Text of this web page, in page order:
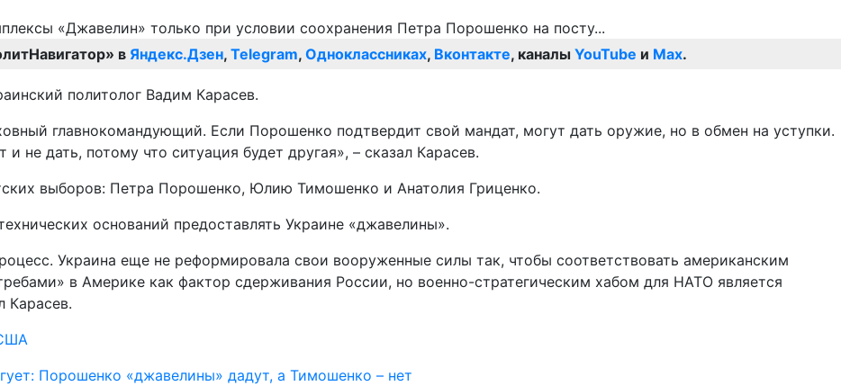
в Яндекс.Дзен, Telegram, Одноклассниках, Вконтакте, каналы YouTube и Max.
политолог Вадим Карасев.
главнокомандующий. Если Порошенко подтвердит свой мандат, могут дать оружие, но в обмен на уступки.
дать, потому что ситуация будет другая», – сказал Карасев.
выборов: Петра Порошенко, Юлию Тимошенко и Анатолия Гриценко.
оснований предоставлять Украине «джавелины».
Украина еще не реформировала свои вооруженные силы так, чтобы соответствовать американским
в Америке как фактор сдерживания России, но военно-стратегическим хабом для НАТО является
Карасев.
Порошенко «джавелины» дадут, а Тимошенко – нет